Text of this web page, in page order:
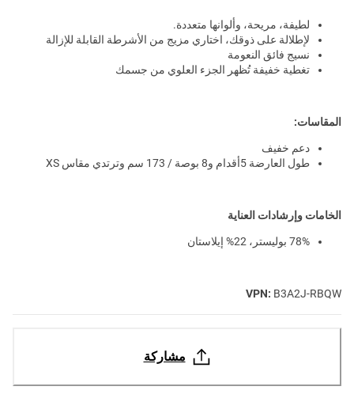
لطيفة، مريحة، وألوانها متعددة.
لإطلالة على ذوقك، اختاري مزيج من الأشرطة القابلة للإزالة
نسيج فائق النعومة
تغطية خفيفة تُظهر الجزء العلوي من جسمك
المقاسات:
دعم خفيف
طول العارضة 5أقدام و8 بوصة / 173 سم وترتدي مقاس XS
الخامات وإرشادات العناية
78% بوليستر، 22% إيلاستان
VPN: B3A2J-RBQW
مشاركة